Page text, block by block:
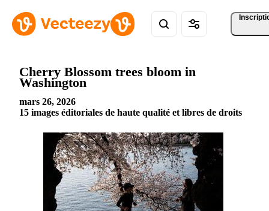
Cherry Blossom trees bloom in
Washington
mars 26, 2026
15 images éditoriales de haute qualité et libres de droits